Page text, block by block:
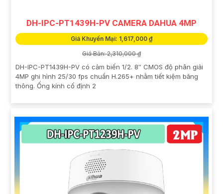
DH-IPC-PT1439H-PV CAMERA DAHUA 4MP
Giá Khuyến Mại: 1,617,000 ₫
Giá Bán: 2,310,000 ₫
DH-IPC-PT1439H-PV có cảm biến 1/2. 8″ CMOS độ phân giải
4MP ghi hình 25/30 fps chuẩn H.265+ nhằm tiết kiệm băng
thông. Ống kính cố định 2